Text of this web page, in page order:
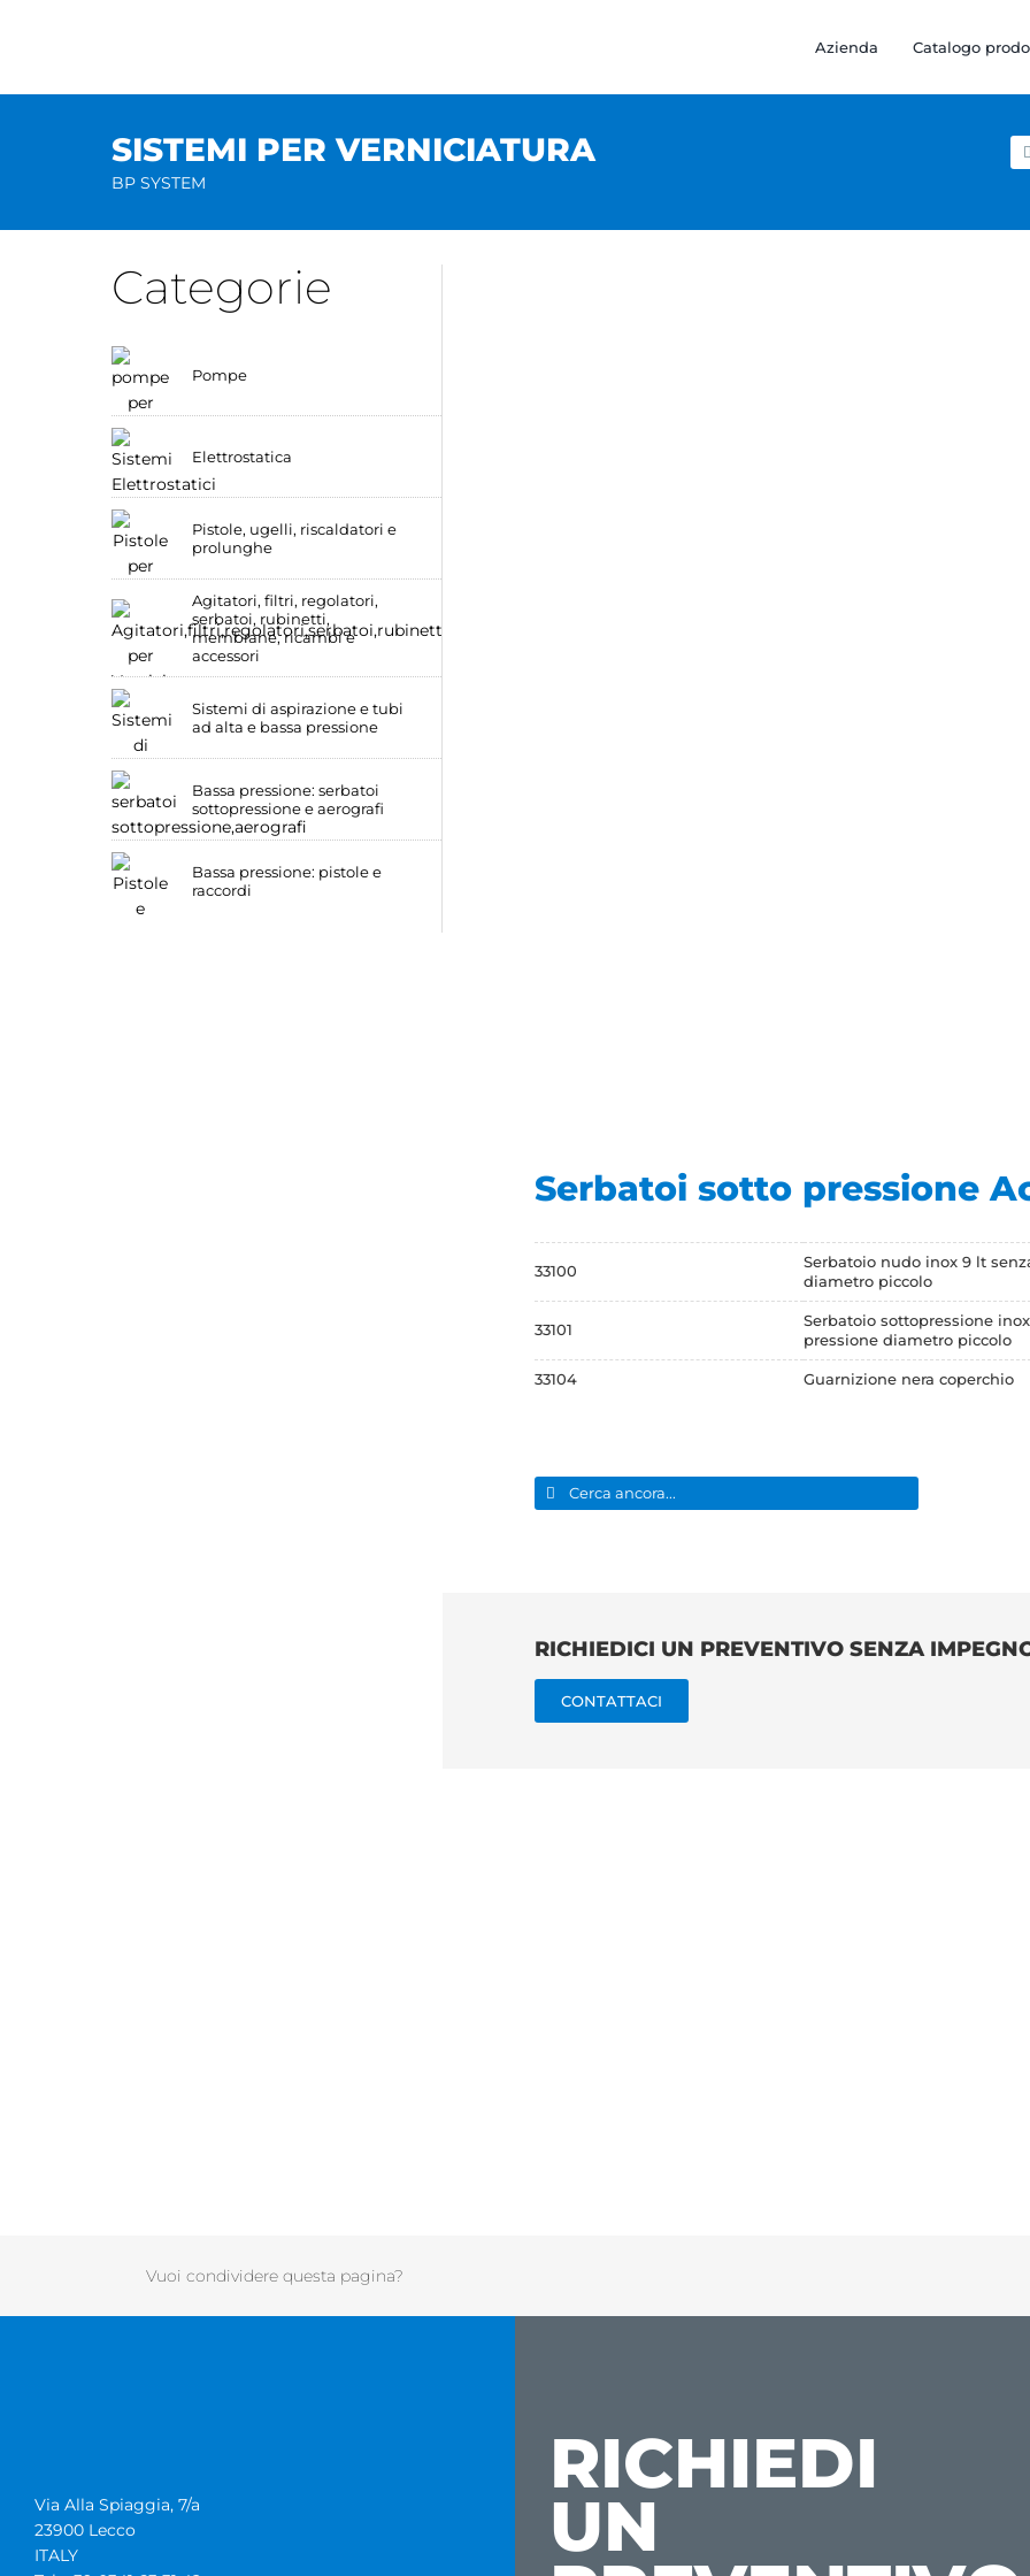
Azienda Catalogo
SISTEMI PER VERNICIATURA
BP SYSTEM
Categorie
Pompe
Elettrostatica
Pistole, ugelli, riscaldatori e
prolunghe
Agitatori, filtri, regolatori,
serbatoi, rubinetti,
membrane, ricambi e
accessori
Sistemi di aspirazione e tubi
ad alta e bassa pressione
Bassa pressione: serbatoi
sottopressione e aerografi
Bassa pressione: pistole e
raccordi
Serbatoi sotto pressione
33100
Serbatoio nudo inox 9 lt
diametro piccolo
33101
Serbatoio sottopressione
pressione diametro piccolo
33104 Guarnizione nera coperchio
Cerca
per:
RICHIEDICI UN PREVENTIVO SENZA
CONTATTACI
Vuoi condividere questa pagina?
Via Alla Spiaggia, 7/a
23900 Lecco
ITALY
RICHIEDI
UN